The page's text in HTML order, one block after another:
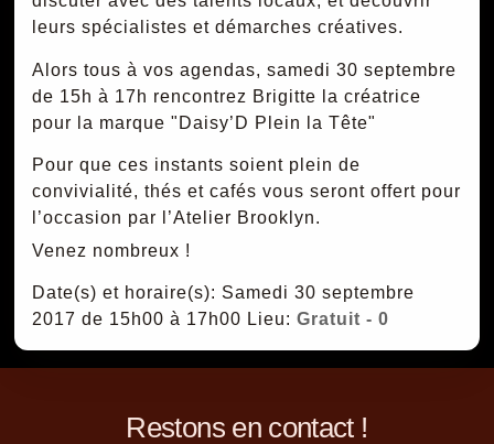
leurs spécialistes et démarches créatives.
Alors tous à vos agendas, samedi 30 septembre
de 15h à 17h rencontrez Brigitte la créatrice
pour la marque "Daisy’D Plein la Tête"
Pour que ces instants soient plein de
convivialité, thés et cafés vous seront offert pour
l’occasion par l’Atelier Brooklyn.
Venez nombreux !
Date(s) et horaire(s): Samedi 30 septembre
2017 de 15h00 à 17h00 Lieu: Gratuit - 0
Restons en contact !